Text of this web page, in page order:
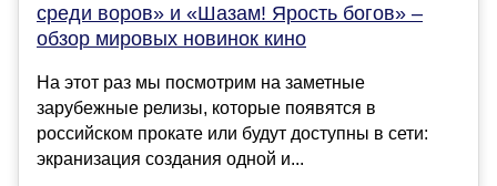
среди воров» и «Шазам! Ярость богов» –
обзор мировых новинок кино
На этот раз мы посмотрим на заметные
зарубежные релизы, которые появятся в
российском прокате или будут доступны в сети:
экранизация создания одной и...